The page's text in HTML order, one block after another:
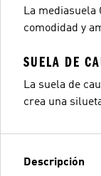
La mediasuela
comodidad y
SUELA DE
La suela de
crea una
Descripción